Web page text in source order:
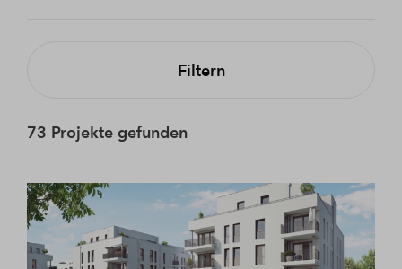
Filtern
73 Projekte gefunden